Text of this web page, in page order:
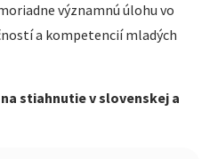
významnú úlohu vo
a kompetencií mladých
stiahnutie v slovenskej a